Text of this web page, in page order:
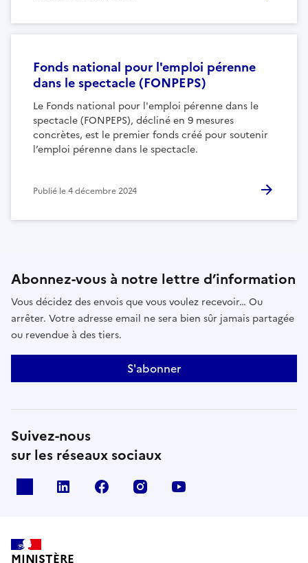
Fonds national pour l'emploi pérenne
dans le spectacle (FONPEPS)
Le Fonds national pour l'emploi pérenne dans le
spectacle (FONPEPS), décliné en 9 mesures
concrètes, est le premier fonds créé pour soutenir
l’emploi pérenne dans le spectacle.
Publié le4 décembre 2024
Abonnez-vous à notre lettre d’information
Vous décidez des envois que vous voulez recevoir… Ou
arrêter. Votre adresse email ne sera bien sûr jamais partagée
ou revendue à des tiers.
S'abonner
Suivez-nous
sur les réseaux sociaux
linkedin facebook instagram
MINISTÈRE